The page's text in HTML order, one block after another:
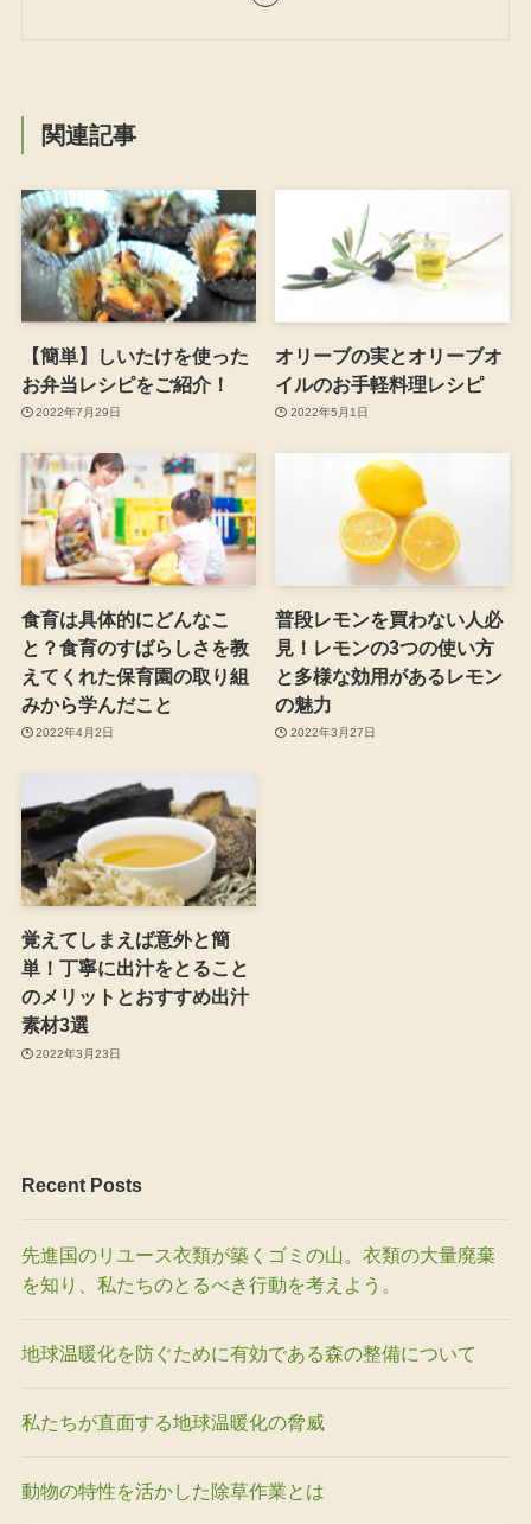
関連記事
【簡単】しいたけを使った
お弁当レシピをご紹介！
2022年7月29日
オリーブの実とオリーブオ
イルのお手軽料理レシピ
2022年5月1日
食育は具体的にどんなこ
と？食育のすばらしさを教
えてくれた保育園の取り組
みから学んだこと
2022年4月2日
普段レモンを買わない人必
見！レモンの3つの使い方
と多様な効用があるレモン
の魅力
2022年3月27日
覚えてしまえば意外と簡
単！丁寧に出汁をとること
のメリットとおすすめ出汁
素材3選
2022年3月23日
Recent Posts
先進国のリユース衣類が築くゴミの山。衣類の大量廃棄
を知り、私たちのとるべき行動を考えよう。
地球温暖化を防ぐために有効である森の整備について
私たちが直面する地球温暖化の脅威
動物の特性を活かした除草作業とは